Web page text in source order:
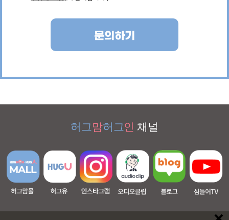
문의하기
허그 맘허그인 채널